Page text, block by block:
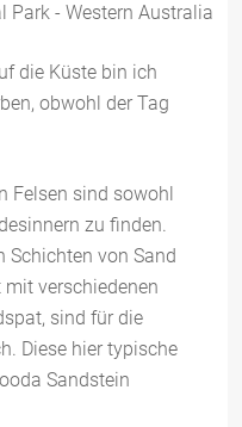
die Küste bin ich
obwohl der Tag
Felsen sind sowohl
zu finden.
Schichten von Sand
verschiedenen
sind für die
Diese hier typische
Sandstein